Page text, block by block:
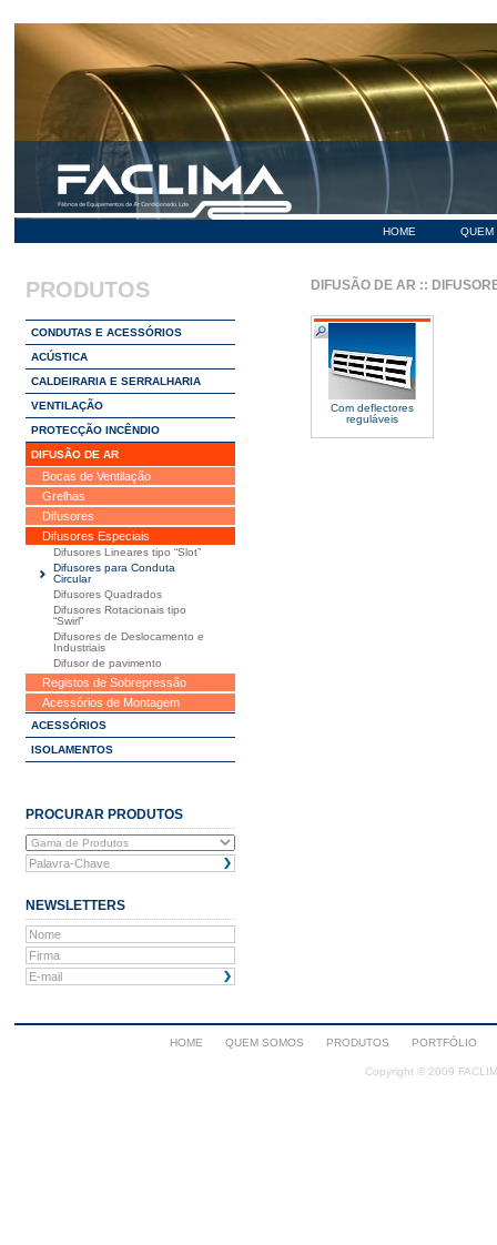
QUEM
HOME
PRODUTOS
CONDUTAS E ACESSÓRIOS
ACÚSTICA
CALDEIRARIA E SERRALHARIA
VENTILAÇÃO
PROTECÇÃO INCÊNDIO
DIFUSÃO DE AR
Bocas de Ventilação
Grelhas
Difusores
Difusores Especiais
Difusores Lineares tipo “Slot”
Difusores para Conduta
Circular
Difusores Quadrados
Difusores Rotacionais tipo
“Swirl”
Difusores de Deslocamento e
Industriais
Difusor de pavimento
Registos de Sobrepressão
Acessórios de Montagem
ACESSÓRIOS
ISOLAMENTOS
PROCURAR PRODUTOS
NEWSLETTERS
DIFUSÃO DE AR ::
Com deflectores
reguláveis
HOME QUEM SOMOS PRODUTOS PORTFÓLIO
Copyright © 2009